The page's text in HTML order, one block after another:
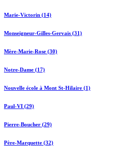
Marie-Victorin (14)
Monseigneur-Gilles-Gervais (31)
Mère-Marie-Rose (30)
Notre-Dame (17)
Nouvelle école à Mont St-Hilaire (1)
Paul-VI (29)
Pierre-Boucher (29)
Père-Marquette (32)